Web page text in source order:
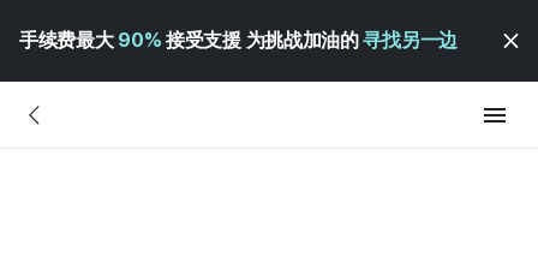
手续费最大 90% 接受支援 为挑战加油的寻找另一边